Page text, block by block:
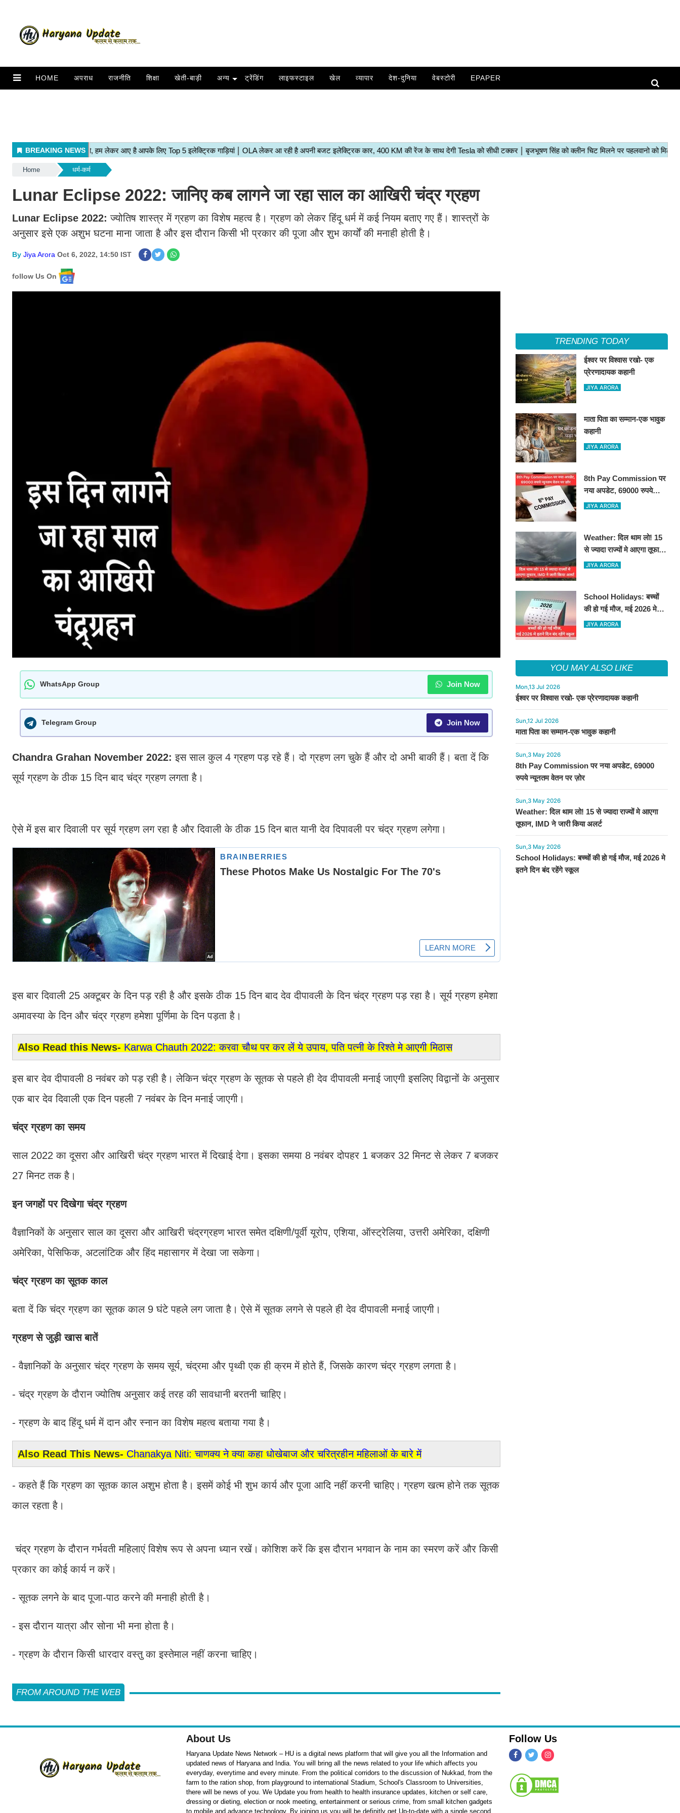
HOME अपराध राजनीति शिक्षा खेती-बाड़ी अन्य ट्रेंडिंग लाइफस्टाइल खेल व्यापार देश-दुनिया वेबस्टोरी EPAPER
Home धर्म-कर्म
Lunar Eclipse 2022: जानिए कब लागने जा रहा साल का आखिरी चंद्र ग्रहण
Lunar Eclipse 2022:ज्योतिष शास्त्र में ग्रहण का विशेष महत्व है। ग्रहण को लेकर हिंदू धर्म में कई नियम बताए गए हैं। शास्त्रों के
अनुसार इसे एक अशुभ घटना माना जाता है और इस दौरान किसी भी प्रकार की पूजा और शुभ कार्यों की मनाही होती है।
By Jiya Arora Oct 6, 2022, 14:50 IST
follow Us On
WhatsApp Group Join Now
Telegram Group Join Now
Chandra Grahan November 2022: इस साल कुल 4 ग्रहण पड़ रहे हैं। दो ग्रहण लग चुके हैं और दो अभी बाकी हैं। बता दें कि
सूर्य ग्रहण के ठीक 15 दिन बाद चंद्र ग्रहण लगता है।
ऐसे में इस बार दिवाली पर सूर्य ग्रहण लग रहा है और दिवाली के ठीक 15 दिन बात यानी देव दिपावली पर चंद्र ग्रहण लगेगा।
इस बार दिवाली 25 अक्टूबर के दिन पड़ रही है और इसके ठीक 15 दिन बाद देव दीपावली के दिन चंद्र ग्रहण पड़ रहा है। सूर्य ग्रहण हमेशा
अमावस्या के दिन और चंद्र ग्रहण हमेशा पूर्णिमा के दिन पड़ता है।
Also Read this News-Karwa Chauth 2022: करवा चौथ पर कर लें ये उपाय, पति पत्नी के रिश्ते मे आएगी मिठास
इस बार देव दीपावली 8 नवंबर को पड़ रही है। लेकिन चंद्र ग्रहण के सूतक से पहले ही देव दीपावली मनाई जाएगी इसलिए विद्वानों के अनुसार
एक बार देव दिवाली एक दिन पहली 7 नवंबर के दिन मनाई जाएगी।
चंद्र ग्रहण का समय
साल 2022 का दूसरा और आखिरी चंद्र ग्रहण भारत में दिखाई देगा। इसका समया 8 नवंबर दोपहर 1 बजकर 32 मिनट से लेकर 7 बजकर
27 मिनट तक है।
इन जगहों पर दिखेगा चंद्र ग्रहण
वैज्ञानिकों के अनुसार साल का दूसरा और आखिरी चंद्रग्रहण भारत समेत दक्षिणी/पूर्वी यूरोप, एशिया, ऑस्ट्रेलिया, उत्तरी अमेरिका, दक्षिणी
अमेरिका, पेसिफिक, अटलांटिक और हिंद महासागर में देखा जा सकेगा।
चंद्र ग्रहण का सूतक काल
बता दें कि चंद्र ग्रहण का सूतक काल 9 घंटे पहले लग जाता है। ऐसे में सूतक लगने से पहले ही देव दीपावली मनाई जाएगी।
ग्रहण से जुड़ी खास बातें
- वैज्ञानिकों के अनुसार चंद्र ग्रहण के समय सूर्य, चंद्रमा और पृथ्वी एक ही क्रम में होते हैं, जिसके कारण चंद्र ग्रहण लगता है।
- चंद्र ग्रहण के दौरान ज्योतिष अनुसार कई तरह की सावधानी बरतनी चाहिए।
- ग्रहण के बाद हिंदू धर्म में दान और स्नान का विशेष महत्व बताया गया है।
Also Read This News-Chanakya Niti: चाणक्य ने क्या कहा धोखेबाज और चरित्रहीन महिलाओं के बारे में
- कहते हैं कि ग्रहण का सूतक काल अशुभ होता है। इसमें कोई भी शुभ कार्य और पूजा आदि नहीं करनी चाहिए। ग्रहण खत्म होने तक सूतक
काल रहता है।
चंद्र ग्रहण के दौरान गर्भवती महिलाएं विशेष रूप से अपना ध्यान रखें। कोशिश करें कि इस दौरान भगवान के नाम का स्मरण करें और किसी
प्रकार का कोई कार्य न करें।
- सूतक लगने के बाद पूजा-पाठ करने की मनाही होती है।
- इस दौरान यात्रा और सोना भी मना होता है।
- ग्रहण के दौरान किसी धारदार वस्तु का इस्तेमाल नहीं करना चाहिए।
FROM AROUND THE WEB
TRENDING TODAY
ईश्वर पर विश्वास रखो- एक
प्रेरणादायक कहानी
JIYA ARORA
माता पिता का सम्मान-एक भावुक
कहानी
JIYA ARORA
8th Pay Commission पर
नया अपडेट, 69000 रुपये
न्यूनतम वेतन पर ज़ोर
JIYA ARORA
Weather: दिल थाम लो! 15
से ज्यादा राज्यों मे आएगा तूफान,
IMD ने जारी किया अलर्ट
JIYA ARORA
School Holidays: बच्चों
की हो गई मौज, मई 2026 मे
इतने दिन बंद रहेंगे स्कूल
JIYA ARORA
YOU MAY ALSO LIKE
Mon,13 Jul 2026
ईश्वर पर विश्वास रखो- एक प्रेरणादायक कहानी
Sun,12 Jul 2026
माता पिता का सम्मान-एक भावुक कहानी
Sun,3 May 2026
8th Pay Commission पर नया अपडेट, 69000
रुपये न्यूनतम वेतन पर ज़ोर
Sun,3 May 2026
Weather: दिल थाम लो! 15 से ज्यादा राज्यों मे आएगा
तूफान, IMD ने जारी किया अलर्ट
Sun,3 May 2026
School Holidays: बच्चों की हो गई मौज, मई 2026 मे
इतने दिन बंद रहेंगे स्कूल
About Us
Haryana Update News Network – HU is a digital news platform that will give you all the Information and
updated news of Haryana and India. You will bring all the news related to your life which affects you
everyday, everytime and every minute. From the political corridors to the discussion of Nukkad, from the
farm to the ration shop, from playground to international Stadium, School's Classroom to Universities,
there will be news of you. We Update you from health to health insurance updates, kitchen or self care,
dressing or dieting, election or nook meeting, entertainment or serious crime, from small kitchen gadgets
to mobile and advance technology. By joining us you will be definitly get Up-to-date with a single second.
Follow Us